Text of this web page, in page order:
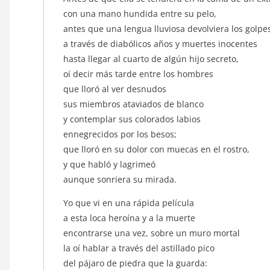
con una mano hundida entre su pelo,
antes que una lengua lluviosa devolviera los
a través de diabólicos años y muertes inocentes
hasta llegar al cuarto de algún hijo secreto,
oí decir más tarde entre los hombres
que lloró al ver desnudos
sus miembros ataviados de blanco
y contemplar sus colorados labios
ennegrecidos por los besos;
que lloró en su dolor con muecas en el rostro,
y que habló y lagrimeó
aunque sonriera su mirada.
Yo que vi en una rápida película
a esta loca heroína y a la muerte
encontrarse una vez, sobre un muro mortal
la oí hablar a través del astillado pico
del pájaro de piedra que la guarda: